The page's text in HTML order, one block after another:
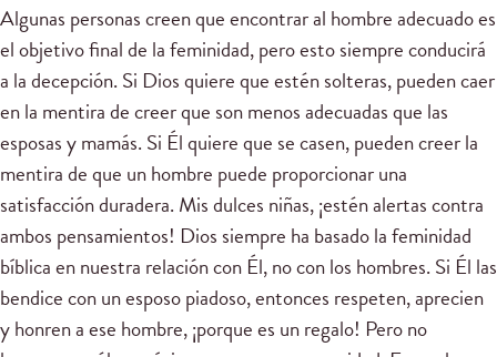
Algunas personas creen que encontrar al hombre adecuado es
el objetivo final de la feminidad, pero esto siempre conducirá
a la decepción. Si Dios quiere que estén solteras, pueden caer
en la mentira de creer que son menos adecuadas que las
esposas y mamás. Si Él quiere que se casen, pueden creer la
mentira de que un hombre puede proporcionar una
satisfacción duradera. Mis dulces niñas, ¡estén alertas contra
ambos pensamientos! Dios siempre ha basado la feminidad
bíblica en nuestra relación con Él, no con los hombres. Si Él las
bendice con un esposo piadoso, entonces respeten, aprecien
y honren a ese hombre, ¡porque es un regalo! Pero no